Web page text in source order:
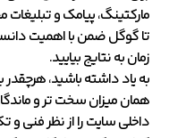
مارکتینگ، پیامک و
تا گوگل ضمن با اهمیت
زمان به نتایج بیایید.
به یاد داشته باشید، هرچقدر
همان میزان سخت تر و
داخلی سایت را از نظر فنی و